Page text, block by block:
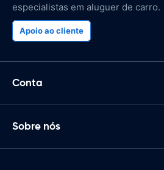
especialistas em aluguer de carro.
Apoio ao cliente
Conta
Sobre nós